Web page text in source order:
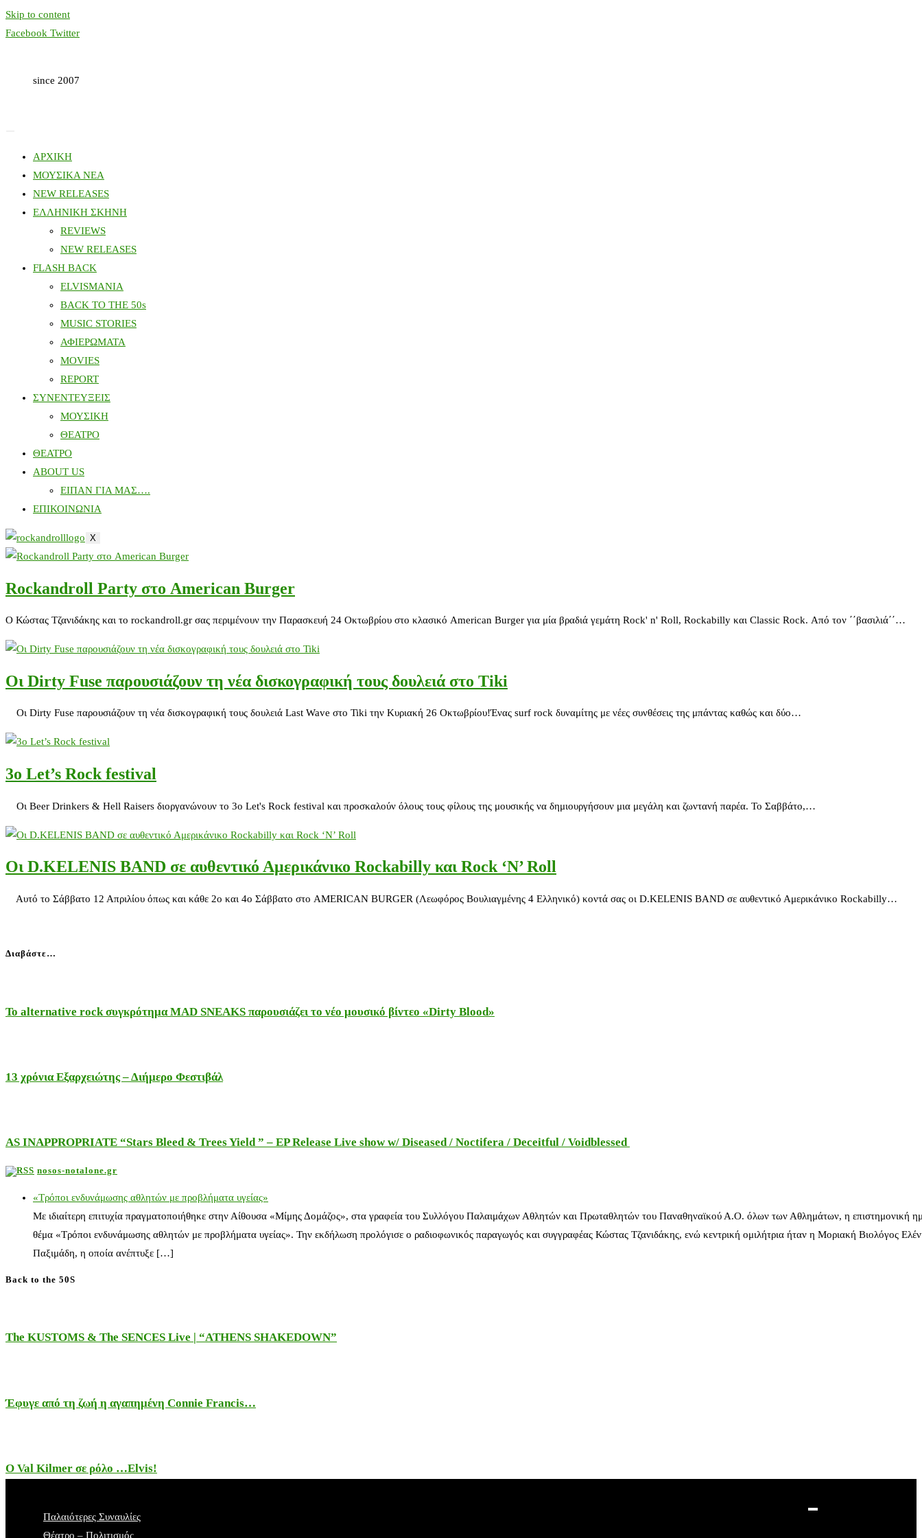
Skip to content
Facebook Twitter
since 2007
ΑΡΧΙΚΗ
ΜΟΥΣΙΚΑ ΝΕΑ
NEW RELEASES
ΕΛΛΗΝΙΚΗ ΣΚΗΝΗ
REVIEWS
NEW RELEASES
FLASH BACK
ELVISMANIA
BACK TO THE 50s
MUSIC STORIES
ΑΦΙΕΡΩΜΑΤΑ
MOVIES
REPORT
ΣΥΝΕΝΤΕΥΞΕΙΣ
ΜΟΥΣΙΚΗ
ΘΕΑΤΡΟ
ΘΕΑΤΡΟ
ABOUT US
ΕΙΠΑΝ ΓΙΑ ΜΑΣ….
ΕΠΙΚΟΙΝΩΝΙΑ
X
Rockandroll Party στο American Burger
Ο Κώστας Τζανιδάκης και το rockandroll.gr σας περιμένουν την Παρασκευή 24 Οκτωβρίου στο κλασικό American Burger για μία βραδιά γεμάτη Rock' n' Roll, Rockabilly και Classic Rock. Από τον ΄΄βασιλιά΄΄…
Οι Dirty Fuse παρουσιάζουν τη νέα δισκογραφική τους δουλειά στο Tiki
Οι Dirty Fuse παρουσιάζουν τη νέα δισκογραφική τους δουλειά Last Wave στο Tiki την Κυριακή 26 Οκτωβρίου!Ένας surf rock δυναμίτης με νέες συνθέσεις της μπάντας καθώς και δύο…
3ο Let’s Rock festival
Οι Beer Drinkers & Hell Raisers διοργανώνουν το 3ο Let's Rock festival και προσκαλούν όλους τους φίλους της μουσικής να δημιουργήσουν μια μεγάλη και ζωντανή παρέα. Το Σαββάτο,…
Οι D.KELENIS BAND σε αυθεντικό Αμερικάνικο Rockabilly και Rock ‘N’ Roll
Αυτό το Σάββατο 12 Απριλίου όπως και κάθε 2ο και 4ο Σάββατο στο AMERICAN BURGER (Λεωφόρος Βουλιαγμένης 4 Ελληνικό) κοντά σας οι D.KELENIS BAND σε αυθεντικό Αμερικάνικο Rockabilly…
Διαβάστε…
Το alternative rock συγκρότημα MAD SNEAKS παρουσιάζει το νέο μουσικό βίντεο «Dirty Blood»
13 χρόνια Εξαρχειώτης – Διήμερο Φεστιβάλ
AS INAPPROPRIATE “Stars Bleed & Trees Yield ” – EP Release Live show w/ Diseased / Noctifera / Deceitful / Voidblessed
nosos-notalone.gr
«Τρόποι ενδυνάμωσης αθλητών με προβλήματα υγείας»
Με ιδιαίτερη επιτυχία πραγματοποιήθηκε στην Αίθουσα «Μίμης Δομάζος», στα γραφεία του Συλλόγου Παλαιμάχων Αθλητών και Πρωταθλητών του Παναθηναϊκού Α.Ο. όλων των Αθλημάτων, η επιστημονική
θέμα «Τρόποι ενδυνάμωσης αθλητών με προβλήματα υγείας». Την εκδήλωση προλόγισε ο ραδιοφωνικός παραγωγός και συγγραφέας Κώστας Τζανιδάκης, ενώ κεντρική ομιλήτρια ήταν η Μοριακή Βιολόγος
Παξιμάδη, η οποία ανέπτυξε […]
Back to the 50S
The KUSTOMS & The SENCES Live | “ATHENS SHAKEDOWN”
Έφυγε από τη ζωή η αγαπημένη Connie Francis…
Ο Val Kilmer σε ρόλο …Elvis!
Παλαιότερες Συναυλίες
Θέατρο – Πολιτισμός